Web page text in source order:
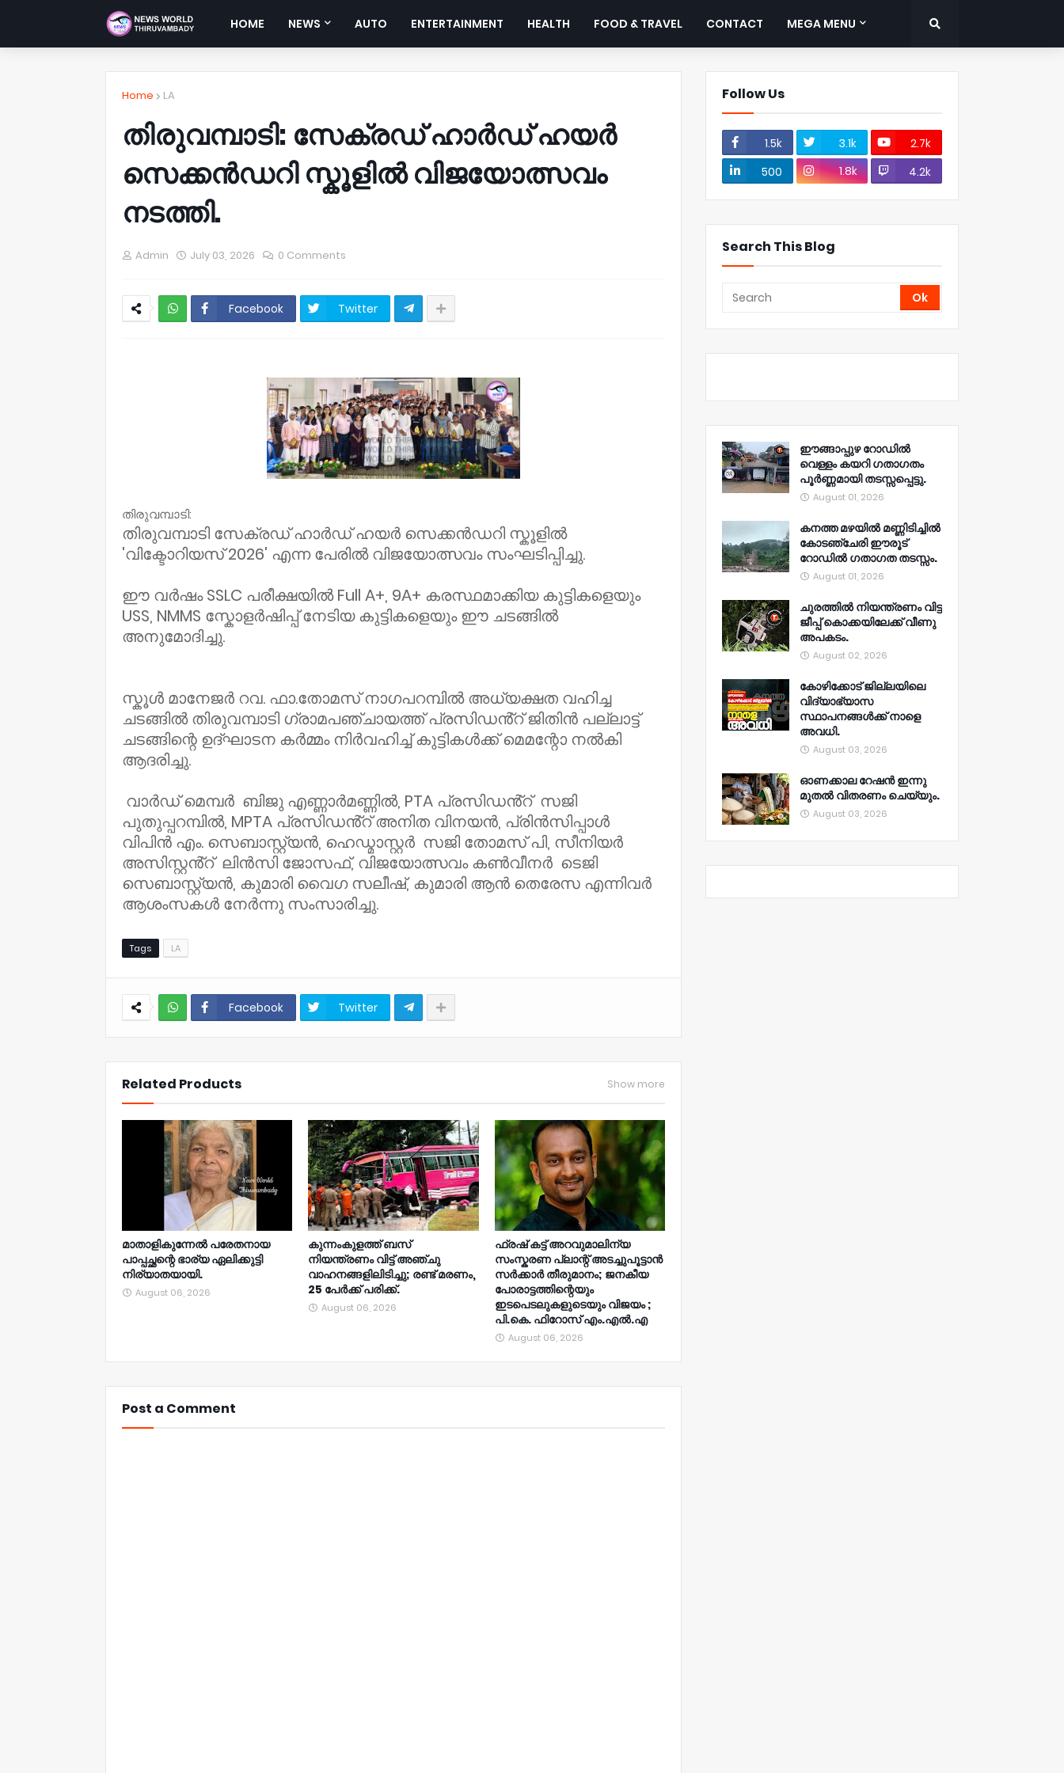
HOME NEWS AUTO ENTERTAINMENT HEALTH FOOD & TRAVEL CONTACT MEGA MENU
Home LA
തിരുവമ്പാടി: സേക്രഡ് ഹാർഡ് ഹയർ
സെക്കൻഡറി സ്കൂളിൽ വിജയോത്സവം
നടത്തി.
Admin July 03, 2026 0 Comments
Facebook Twitter
തിരുവമ്പാടി:
തിരുവമ്പാടി സേക്രഡ് ഹാർഡ് ഹയർ സെക്കൻഡറി സ്കൂളിൽ
'വിക്ടോറിയസ് 2026' എന്ന പേരിൽ വിജയോത്സവം സംഘടിപ്പിച്ചു.
ഈ വർഷം SSLC പരീക്ഷയിൽ Full A+, 9A+ കരസ്ഥമാക്കിയ കുട്ടികളെയും
USS, NMMS സ്കോളർഷിപ്പ് നേടിയ കുട്ടികളെയും ഈ ചടങ്ങിൽ
അനുമോദിച്ചു.
സ്കൂൾ മാനേജർ റവ. ഫാ.തോമസ് നാഗപറമ്പിൽ അധ്യക്ഷത വഹിച്ച
ചടങ്ങിൽ തിരുവമ്പാടി ഗ്രാമപഞ്ചായത്ത് പ്രസിഡൻ്റ് ജിതിൻ പല്ലാട്ട്
ചടങ്ങിന്റെ ഉദ്ഘാടന കർമ്മം നിർവഹിച്ച് കുട്ടികൾക്ക് മെമന്റോ നൽകി
ആദരിച്ചു.
വാർഡ് മെമ്പർ ബിജു എണ്ണാർമണ്ണിൽ, PTA പ്രസിഡൻ്റ് സജി
പുതുപ്പറമ്പിൽ, MPTA പ്രസിഡൻ്റ് അനിത വിനയൻ, പ്രിൻസിപ്പാൾ
വിപിൻ എം. സെബാസ്റ്റ്യൻ, ഹെഡ്മാസ്റ്റർ സജി തോമസ് പി, സീനിയർ
അസിസ്റ്റൻ്റ് ലിൻസി ജോസഫ്, വിജയോത്സവം കൺവീനർ ടെജി
സെബാസ്റ്റ്യൻ, കുമാരി വൈഗ സലീഷ്, കുമാരി ആൻ തെരേസ എന്നിവർ
ആശംസകൾ നേർന്നു സംസാരിച്ചു.
Tags LA
Facebook Twitter
Related Products Show more
മാതാളികുന്നേൽ പരേതനായ
പാപ്പച്ഛന്റെ ഭാര്യ ഏലിക്കുട്ടി
നിര്യാതയായി.
August 06, 2026
കുന്നംകുളത്ത് ബസ്
നിയന്ത്രണം വിട്ട് അഞ്ചു
വാഹനങ്ങളിലിടിച്ചു; രണ്ട് മരണം,
25 പേർക്ക് പരിക്ക്.
August 06, 2026
ഫ്രഷ് കട്ട് അറവുമാലിന്യ
സംസ്കരണ പ്ലാന്റ് അടച്ചുപൂട്ടാൻ
സർക്കാർ തീരുമാനം; ജനകീയ
പോരാട്ടത്തിന്റെയും
ഇടപെടലുകളുടെയും വിജയം ;
പി.കെ. ഫിറോസ് എം.എൽ‍.എ
August 06, 2026
Post a Comment
Follow Us
1.5k 3.1k
2.7k
500
1.8k 4.2k
Search This Blog
ഈങ്ങാപ്പുഴ റോഡിൽ
വെള്ളം കയറി ഗതാഗതം
പൂർണ്ണമായി തടസ്സപ്പെട്ടു.
August 01, 2026
കനത്ത മഴയിൽ മണ്ണിടിച്ചിൽ
കോടഞ്ചേരി ഈരൂട്
റോഡിൽ ഗതാഗത തടസ്സം.
August 01, 2026
ചുരത്തിൽ നിയന്ത്രണം വിട്ട
ജീപ്പ് കൊക്കയിലേക്ക് വീണു
അപകടം.
August 02, 2026
കോഴിക്കോട് ജില്ലയിലെ
വിദ്യാഭ്യാസ
സ്ഥാപനങ്ങൾക്ക് നാളെ
അവധി.
August 03, 2026
ഓണക്കാല റേഷൻ ഇന്നു
മുതല്‍ വിതരണം ചെയ്യും.
August 03, 2026